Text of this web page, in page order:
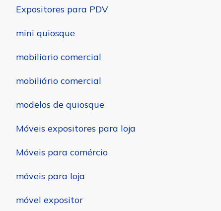
Expositores para PDV
mini quiosque
mobiliario comercial
mobiliário comercial
modelos de quiosque
Móveis expositores para loja
Móveis para comércio
móveis para loja
móvel expositor